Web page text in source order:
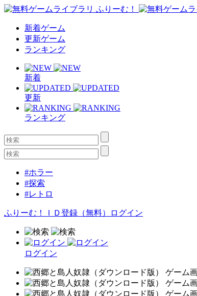
新着ゲーム
更新ゲーム
ランキング
新着
更新
ランキング
#ホラー
#探索
#レトロ
ふりーむ！ＩＤ登録（無料） ログイン
ログイン